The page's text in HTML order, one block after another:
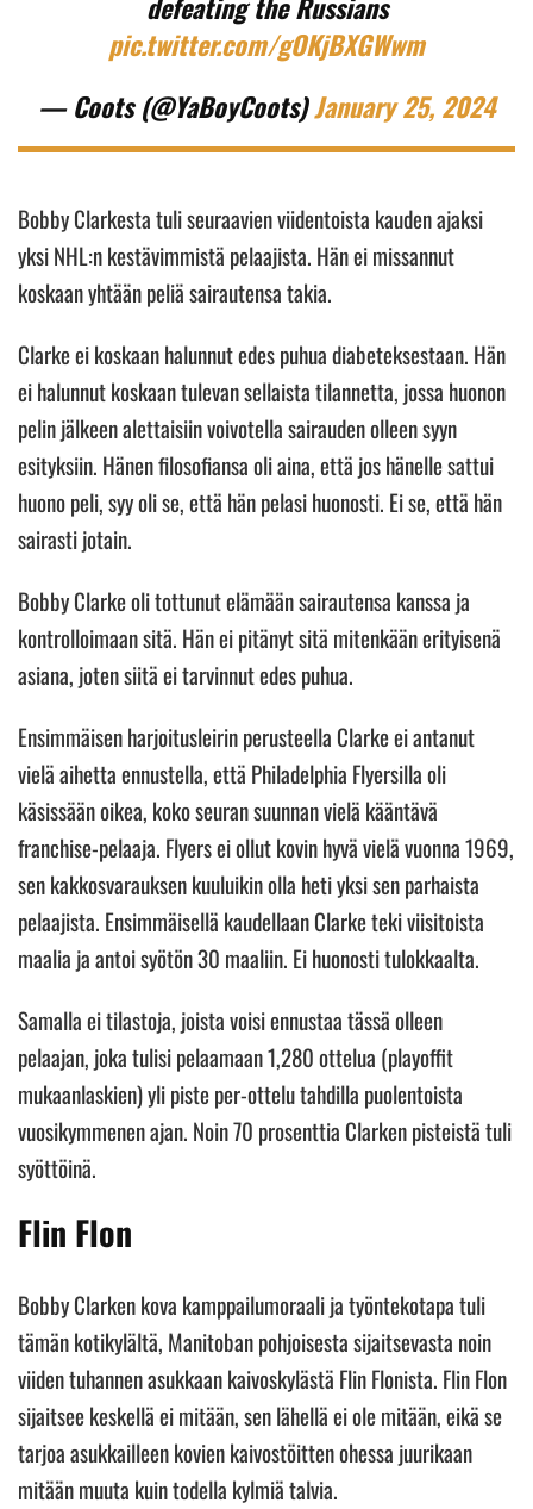
defeating the Russians
pic.twitter.com/gOKjBXGWwm
— Coots (@YaBoyCoots)January 25, 2024
Bobby Clarkesta tuli seuraavien viidentoista kauden ajaksi
yksi NHL:n kestävimmistä pelaajista. Hän ei missannut
koskaan yhtään peliä sairautensa takia.
Clarke ei koskaan halunnut edes puhua diabeteksestaan. Hän
ei halunnut koskaan tulevan sellaista tilannetta, jossa huonon
pelin jälkeen alettaisiin voivotella sairauden olleen syyn
esityksiin. Hänen filosofiansa oli aina, että jos hänelle sattui
huono peli, syy oli se, että hän pelasi huonosti. Ei se, että hän
sairasti jotain.
Bobby Clarke oli tottunut elämään sairautensa kanssa ja
kontrolloimaan sitä. Hän ei pitänyt sitä mitenkään erityisenä
asiana, joten siitä ei tarvinnut edes puhua.
Ensimmäisen harjoitusleirin perusteella Clarke ei antanut
vielä aihetta ennustella, että Philadelphia Flyersilla oli
käsissään oikea, koko seuran suunnan vielä kääntävä
franchise-pelaaja. Flyers ei ollut kovin hyvä vielä vuonna 1969,
sen kakkosvarauksen kuuluikin olla heti yksi sen parhaista
pelaajista. Ensimmäisellä kaudellaan Clarke teki viisitoista
maalia ja antoi syötön 30 maaliin. Ei huonosti tulokkaalta.
Samalla ei tilastoja, joista voisi ennustaa tässä olleen
pelaajan, joka tulisi pelaamaan 1,280 ottelua (playoffit
mukaanlaskien) yli piste per-ottelu tahdilla puolentoista
vuosikymmenen ajan. Noin 70 prosenttia Clarken pisteistä tuli
syöttöinä.
Flin Flon
Bobby Clarken kova kamppailumoraali ja työntekotapa tuli
tämän kotikylältä, Manitoban pohjoisesta sijaitsevasta noin
viiden tuhannen asukkaan kaivoskylästä Flin Flonista. Flin Flon
sijaitsee keskellä ei mitään, sen lähellä ei ole mitään, eikä se
tarjoa asukkailleen kovien kaivostöitten ohessa juurikaan
mitään muuta kuin todella kylmiä talvia.